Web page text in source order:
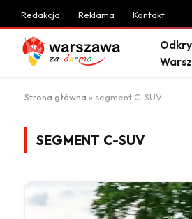
Redakcja Reklama Kontakt
Strona główna » segment C-SUV
SEGMENT C-SUV